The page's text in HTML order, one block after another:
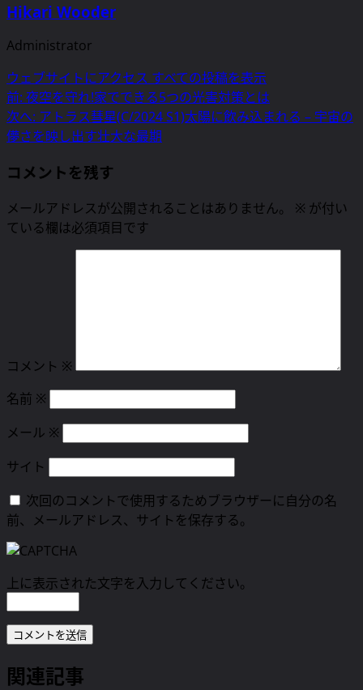
Hikari Wooder
Administrator
ウェブサイトにアクセス すべての投稿を表示
投
稿
ビ
ゲ
前: 夜空を守れ!家でできる5つの光害対策とは
次へ: アトラス彗星(C/2024 S1)太陽に飲み込まれる – 宇宙の
儚さを映し出す壮大な最期
コメントを残す
メールアドレスが公開されることはありません。 ※ が付い
ている欄は必須項目です
コメント ※
名前 ※
メール ※
サイト
次回のコメントで使用するためブラウザーに自分の名
前、メールアドレス、サイトを保存する。
上に表示された文字を入力してください。
関連記事